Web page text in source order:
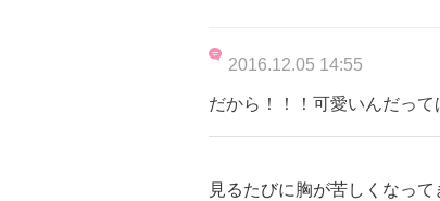
2016.12.05 14:55
だから！！！可愛いんだって
見るたびに胸が苦しくなっ